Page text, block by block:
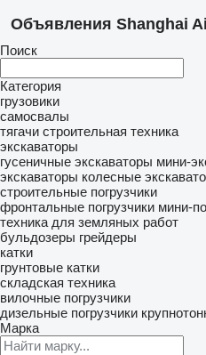
Объявления Shanghai
Поиск
Категория
грузовики
самосвалы
тягачи строительная техника
экскаваторы
гусеничные экскаваторы мини-
экскаваторы колесные
строительные погрузчики
фронтальные погрузчики мини-
техника для земляных работ
бульдозеры грейдеры
катки
грунтовые катки
складская техника
вилочные погрузчики
дизельные погрузчики
Марка